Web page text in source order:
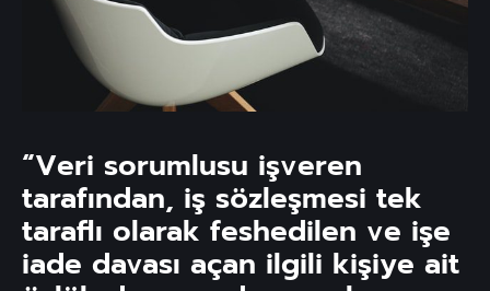
“Veri sorumlusu işveren
tarafından, iş sözleşmesi tek
taraflı olarak feshedilen ve işe
iade davası açan ilgili kişiye ait